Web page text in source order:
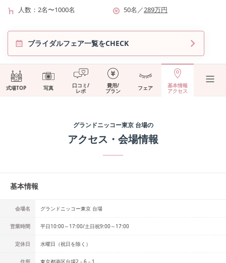
人数
2名〜1000名 50名 ／289万円
ブライダルフェア一覧をCHECK
式場TOP 写真 口コミ/
レポ
費用/
プラン フェア 基本情報
アクセス
グランドニッコー東京 台場の
アクセス・会場情報
基本情報
会場名 グランドニッコー東京 台場
営業時間 平日10:00～17:00/土日祝9:00～17:00
定休日 水曜日（祝日を除く）
住所
東京都港区台場2－6－1